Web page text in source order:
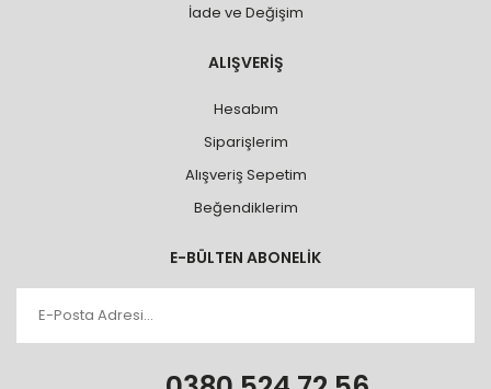
İade ve Değişim
ALIŞVERİŞ
Hesabım
Siparişlerim
Alışveriş Sepetim
Beğendiklerim
E-BÜLTEN ABONELİK